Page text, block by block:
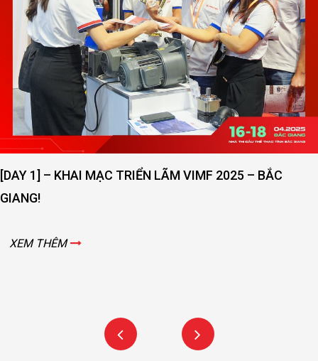
[DAY 1] – KHAI MẠC TRIỂN LÃM VIMF 2025 – BẮC
GIANG!
XEM THÊM